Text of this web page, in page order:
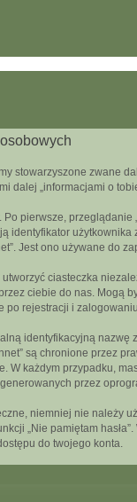
stowarzyszone zwane
dalej „informacjami o
pierwsze,
identyfikator
Jest ono używane do
ciasteczka
ciebie do nas. Mogą
po rejestracji i
identyfikacyjną nazwę
są chronione przez
W każdym przypadku,
przez
niemniej nie należy
„Nie pamiętam
do twojego konta.